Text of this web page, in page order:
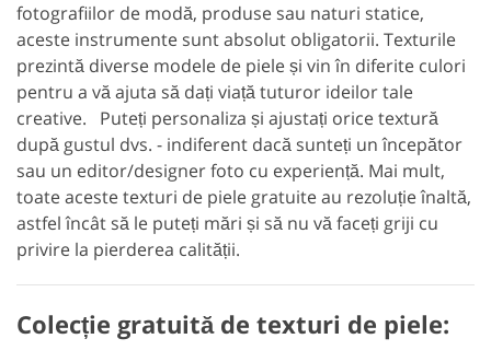
fotografiilor de modă, produse sau naturi statice,
aceste instrumente sunt absolut obligatorii. Texturile
prezintă diverse modele de piele și vin în diferite culori
pentru a vă ajuta să dați viață tuturor ideilor tale
creative. Puteți personaliza și ajustați orice textură
după gustul dvs. - indiferent dacă sunteți un începător
sau un editor/designer foto cu experiență. Mai mult,
toate aceste texturi de piele gratuite au rezoluție înaltă,
astfel încât să le puteți mări și să nu vă faceți griji cu
privire la pierderea calității.
Colecție gratuită de texturi de piele: